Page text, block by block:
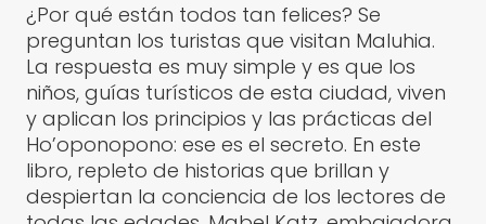
¿Por qué están todos tan felices? Se
preguntan los turistas que visitan Maluhia.
La respuesta es muy simple y es que los
niños, guías turísticos de esta ciudad, viven
y aplican los principios y las prácticas del
Ho’oponopono: ese es el secreto. En este
libro, repleto de historias que brillan y
despiertan la conciencia de los lectores de